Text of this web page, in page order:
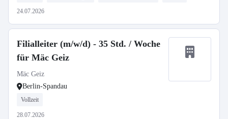
24.07.2026
Filialleiter (m/w/d) - 35 Std. / Woche
für Mäc Geiz
Mäc Geiz
Berlin-Spandau
Vollzeit
28.07.2026